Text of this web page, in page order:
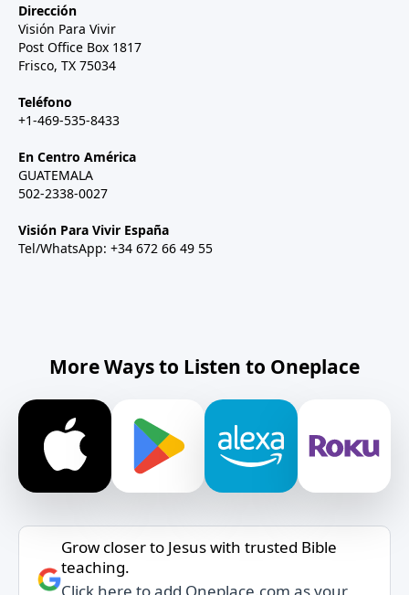
Dirección
Visión Para Vivir
Post Office Box 1817
Frisco, TX 75034
Teléfono
+1-469-535-8433
En Centro América
GUATEMALA
502-2338-0027
Visión Para Vivir España
Tel/WhatsApp: +34 672 66 49 55
More Ways to Listen to Oneplace
Grow closer to Jesus with trusted Bible
teaching.
Click here to add Oneplace.com as your